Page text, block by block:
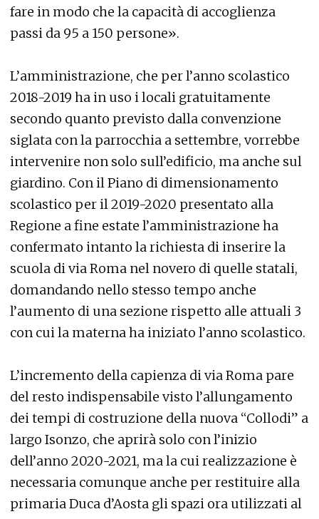
fare in modo che la capacità di accoglienza
passi da 95 a 150 persone».
L’amministrazione, che per l’anno scolastico
2018-2019 ha in uso i locali gratuitamente
secondo quanto previsto dalla convenzione
siglata con la parrocchia a settembre, vorrebbe
intervenire non solo sull’edificio, ma anche sul
giardino. Con il Piano di dimensionamento
scolastico per il 2019-2020 presentato alla
Regione a fine estate l’amministrazione ha
confermato intanto la richiesta di inserire la
scuola di via Roma nel novero di quelle statali,
domandando nello stesso tempo anche
l’aumento di una sezione rispetto alle attuali 3
con cui la materna ha iniziato l’anno scolastico.
L’incremento della capienza di via Roma pare
del resto indispensabile visto l’allungamento
dei tempi di costruzione della nuova “Collodi” a
largo Isonzo, che aprirà solo con l’inizio
dell’anno 2020-2021, ma la cui realizzazione è
necessaria comunque anche per restituire alla
primaria Duca d’Aosta gli spazi ora utilizzati al